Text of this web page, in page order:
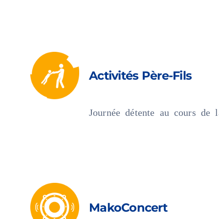
Activités Père-Fils
Journée détente au cours
MakoConcert